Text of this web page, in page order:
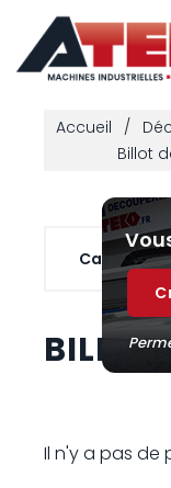
Accueil
Billot
Catégories
BILLOT
Il n'y a pas de